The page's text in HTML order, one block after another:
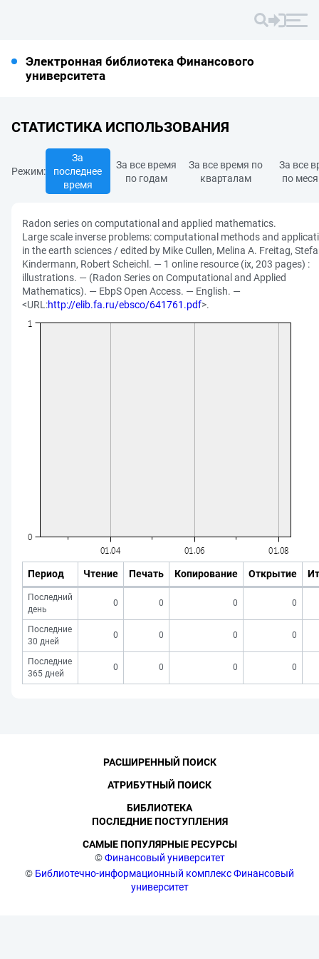
Электронная библиотека Финансового
университета
СТАТИСТИКА ИСПОЛЬЗОВАНИЯ
Режим:
За
последнее
время
За все время
по годам
За все время по
кварталам
За все
по
Radon series on computational and applied mathematics.
Large scale inverse problems: computational methods and
in the earth sciences / edited by Mike Cullen, Melina A. Freitag,
Kindermann, Robert Scheichl. — 1 online resource (ix, 203 pages) :
illustrations. — (Radon Series on Computational and Applied
Mathematics). — EbpS Open Access. — English. —
<URL:http://elib.fa.ru/ebsco/641761.pdf>.
Период Чтение Печать Копирование Открытие
Последний
день
0 0 0 0
Последние
30 дней
0 0 0 0
Последние
365 дней
0 0 0 0
©Финансовый университет
© Библиотечно-информационный комплекс Финансовый
университет
РАСШИРЕННЫЙ ПОИСК
АТРИБУТНЫЙ ПОИСК
БИБЛИОТЕКА
ПОСЛЕДНИЕ ПОСТУПЛЕНИЯ
САМЫЕ ПОПУЛЯРНЫЕ РЕСУРСЫ